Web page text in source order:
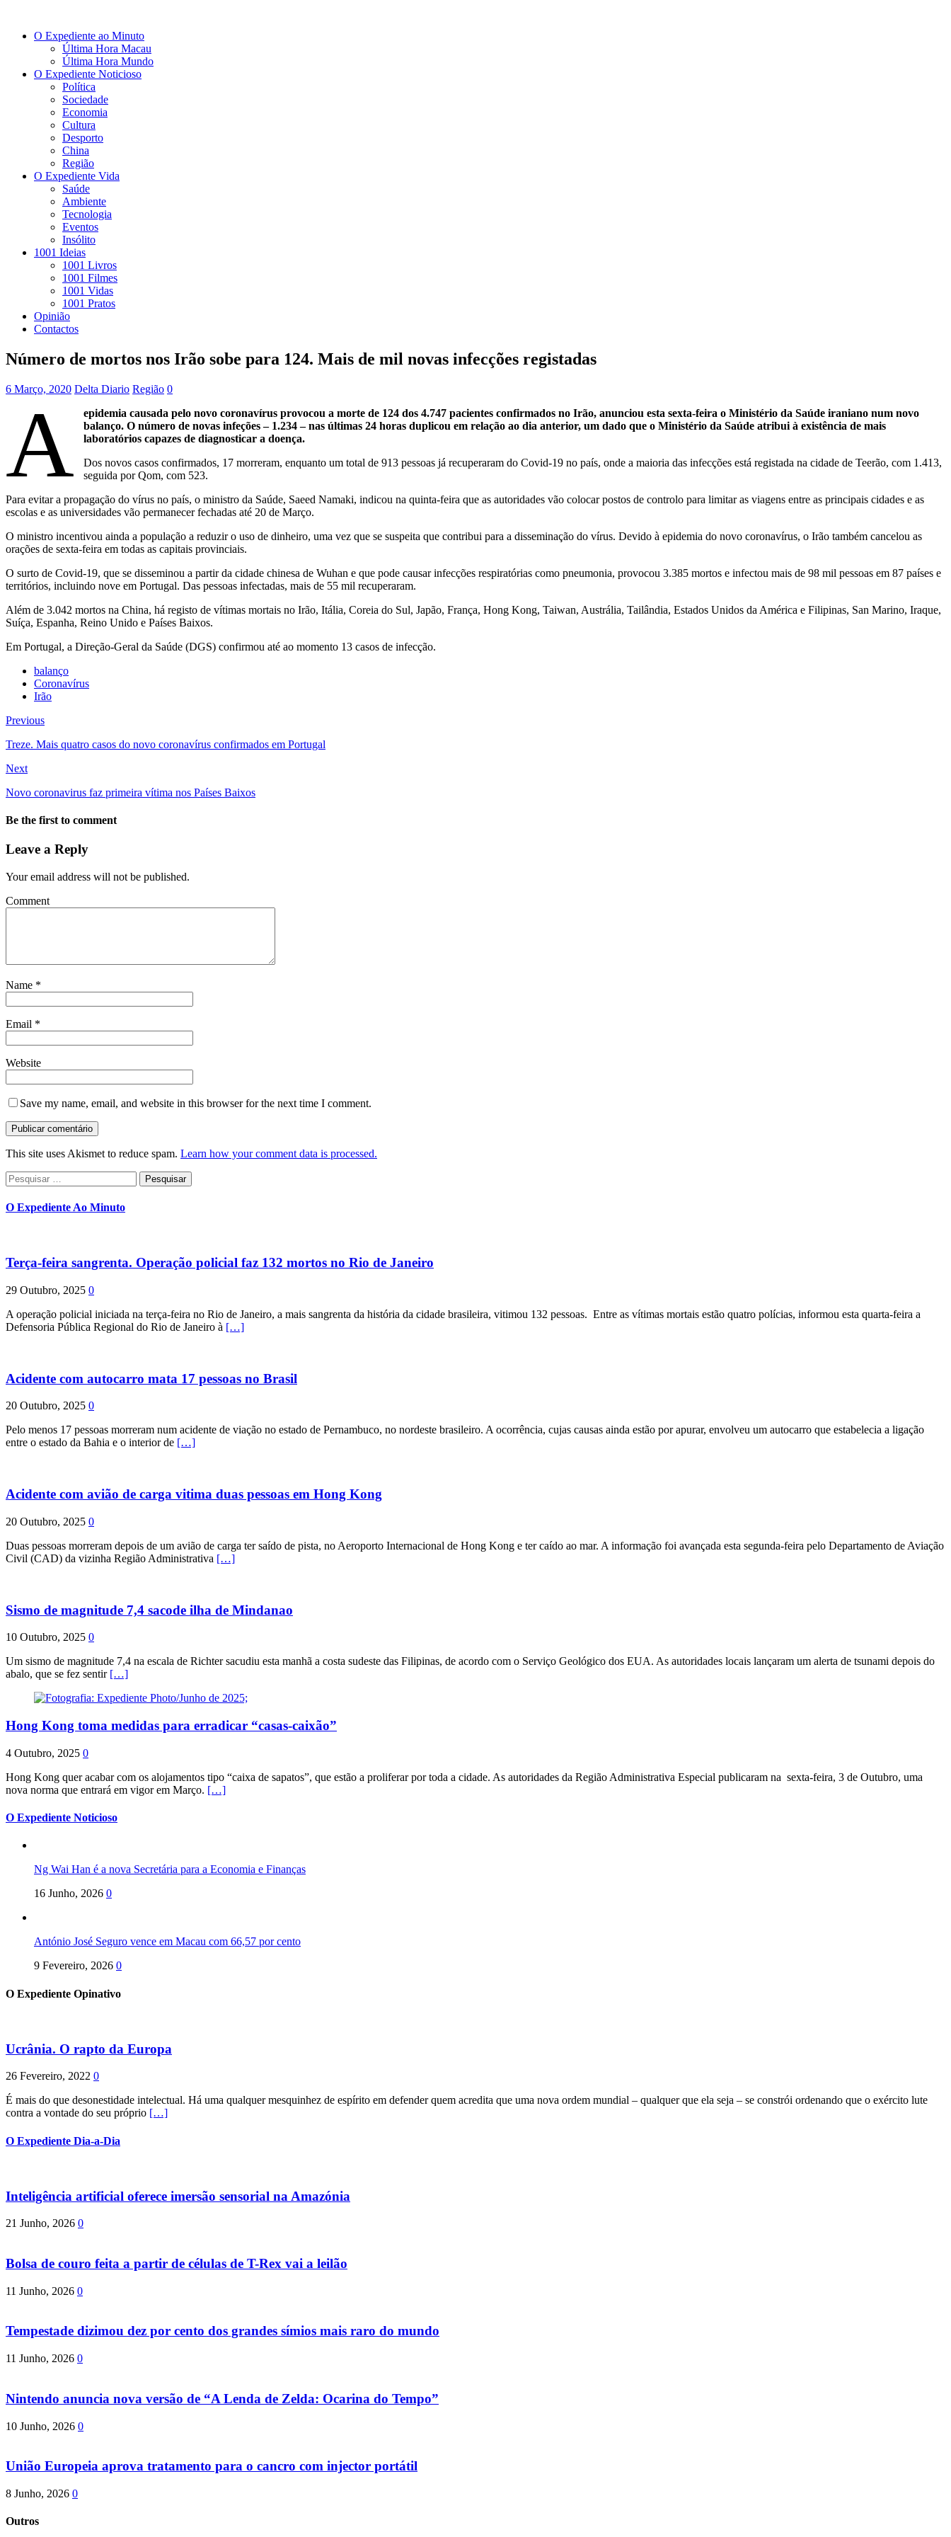
O Expediente ao Minuto
Última Hora Macau
Última Hora Mundo
O Expediente Noticioso
Política
Sociedade
Economia
Cultura
Desporto
China
Região
O Expediente Vida
Saúde
Ambiente
Tecnologia
Eventos
Insólito
1001 Ideias
1001 Livros
1001 Filmes
1001 Vidas
1001 Pratos
Opinião
Contactos
Número de mortos nos Irão sobe para 124. Mais de mil novas infecções registadas
6 Março, 2020 Delta Diario Região 0
A
epidemia causada pelo novo coronavírus provocou a morte de 124 dos 4.747 pacientes confirmados no Irão, anunciou esta sexta-feira o Ministério da Saúde iraniano num novo
balanço. O número de novas infeções – 1.234 – nas últimas 24 horas duplicou em relação ao dia anterior, um dado que o Ministério da Saúde atribui à existência de mais
laboratórios capazes de diagnosticar a doença.
Dos novos casos confirmados, 17 morreram, enquanto um total de 913 pessoas já recuperaram do Covid-19 no país, onde a maioria das infecções está registada na cidade de Teerão, com 1.413,
seguida por Qom, com 523.
Para evitar a propagação do vírus no país, o ministro da Saúde, Saeed Namaki, indicou na quinta-feira que as autoridades vão colocar postos de controlo para limitar as viagens entre as principais cidades e as
escolas e as universidades vão permanecer fechadas até 20 de Março.
O ministro incentivou ainda a população a reduzir o uso de dinheiro, uma vez que se suspeita que contribui para a disseminação do vírus. Devido à epidemia do novo coronavírus, o Irão também cancelou as
orações de sexta-feira em todas as capitais provinciais.
O surto de Covid-19, que se disseminou a partir da cidade chinesa de Wuhan e que pode causar infecções respiratórias como pneumonia, provocou 3.385 mortos e infectou mais de 98 mil pessoas em 87 países e
territórios, incluindo nove em Portugal. Das pessoas infectadas, mais de 55 mil recuperaram.
Além de 3.042 mortos na China, há registo de vítimas mortais no Irão, Itália, Coreia do Sul, Japão, França, Hong Kong, Taiwan, Austrália, Tailândia, Estados Unidos da América e Filipinas, San Marino, Iraque,
Suíça, Espanha, Reino Unido e Países Baixos.
Em Portugal, a Direção-Geral da Saúde (DGS) confirmou até ao momento 13 casos de infecção.
balanço
Coronavírus
Irão
Previous
Treze. Mais quatro casos do novo coronavírus confirmados em Portugal
Next
Novo coronavirus faz primeira vítima nos Países Baixos
Be the first to comment
Leave a Reply
Your email address will not be published.
Comment
Name *
Email *
Website
Save my name, email, and website in this browser for the next time I comment.
This site uses Akismet to reduce spam. Learn how your comment data is processed.
Pesquisar
por:
O Expediente Ao Minuto
Terça-feira sangrenta. Operação policial faz 132 mortos no Rio de Janeiro
29 Outubro, 2025 0
A operação policial iniciada na terça-feira no Rio de Janeiro, a mais sangrenta da história da cidade brasileira, vitimou 132 pessoas. Entre as vítimas mortais estão quatro polícias, informou esta quarta-feira a
Defensoria Pública Regional do Rio de Janeiro à […]
Acidente com autocarro mata 17 pessoas no Brasil
20 Outubro, 2025 0
Pelo menos 17 pessoas morreram num acidente de viação no estado de Pernambuco, no nordeste brasileiro. A ocorrência, cujas causas ainda estão por apurar, envolveu um autocarro que estabelecia a ligação
entre o estado da Bahia e o interior de […]
Acidente com avião de carga vitima duas pessoas em Hong Kong
20 Outubro, 2025 0
Duas pessoas morreram depois de um avião de carga ter saído de pista, no Aeroporto Internacional de Hong Kong e ter caído ao mar. A informação foi avançada esta segunda-feira pelo Departamento de Aviação
Civil (CAD) da vizinha Região Administrativa […]
Sismo de magnitude 7,4 sacode ilha de Mindanao
10 Outubro, 2025 0
Um sismo de magnitude 7,4 na escala de Richter sacudiu esta manhã a costa sudeste das Filipinas, de acordo com o Serviço Geológico dos EUA. As autoridades locais lançaram um alerta de tsunami depois do
abalo, que se fez sentir […]
Hong Kong toma medidas para erradicar “casas-caixão”
4 Outubro, 2025 0
Hong Kong quer acabar com os alojamentos tipo “caixa de sapatos”, que estão a proliferar por toda a cidade. As autoridades da Região Administrativa Especial publicaram na sexta-feira, 3 de Outubro, uma
nova norma que entrará em vigor em Março. […]
O Expediente Noticioso
Ng Wai Han é a nova Secretária para a Economia e Finanças
16 Junho, 2026 0
António José Seguro vence em Macau com 66,57 por cento
9 Fevereiro, 2026 0
O Expediente Opinativo
Ucrânia. O rapto da Europa
26 Fevereiro, 2022 0
É mais do que desonestidade intelectual. Há uma qualquer mesquinhez de espírito em defender quem acredita que uma nova ordem mundial – qualquer que ela seja – se constrói ordenando que o exército lute
contra a vontade do seu próprio […]
O Expediente Dia-a-Dia
Inteligência artificial oferece imersão sensorial na Amazónia
21 Junho, 2026 0
Bolsa de couro feita a partir de células de T-Rex vai a leilão
11 Junho, 2026 0
Tempestade dizimou dez por cento dos grandes símios mais raro do mundo
11 Junho, 2026 0
Nintendo anuncia nova versão de “A Lenda de Zelda: Ocarina do Tempo”
10 Junho, 2026 0
União Europeia aprova tratamento para o cancro com injector portátil
8 Junho, 2026 0
Outros